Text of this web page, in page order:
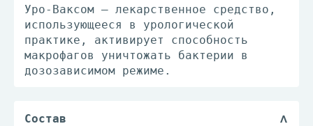
Уро-Ваксом – лекарственное средство,
использующееся в урологической
практике, активирует способность
макрофагов уничтожать бактерии в
дозозависимом режиме.
Состав